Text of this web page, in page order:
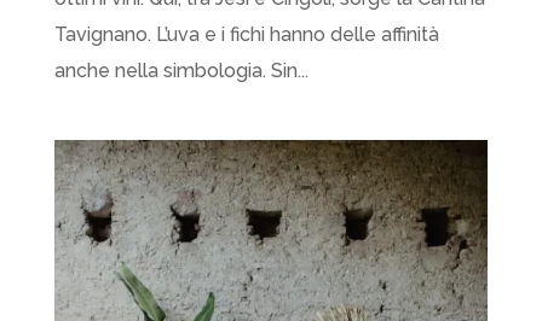
Tavignano. L’uva e i fichi hanno delle affinità
anche nella simbologia. Sin...